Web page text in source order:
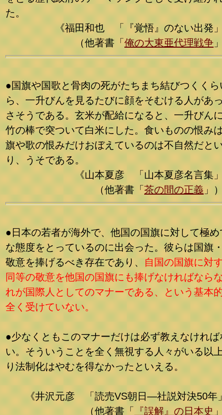
た。
《福田和也 「『覚悟』のない出発
（他著書「 俺の大東亜代理戦争
●国旗や国歌と骨肉の死がたちまち結びつくくら
ら、一升びんを見るたびに顔をそむける人があ
さそうである。玄米が配給になると、一升びん
竹の棒で突ついて白米にした。食いものの恨み
旗や歌の恨みだけおぼえているのは不自然だと
り、うそである。
《山本夏彦 「山本夏彦名言集」
（他著書「 茶の間の正義 」
●日本の若者が海外で、他国の国旗に対して極め
な態度をとっているのに出会った。彼らは国旗
敬意を捧げるべき存在であり、 自国の国旗に対
同等の敬意を他国の国旗にも捧げなければなら
れが国際人としてのマナーである、という基本
全く受けていない。
●少なくともこのマナーだけは必ず教えなければ
い。そういうことを全く無視する人々がいる以
り法制化はやむを得なかったといえる。
《井沢元彦 「読売VS朝日―社説対決50年
（他著書「
『誤解』の日本史